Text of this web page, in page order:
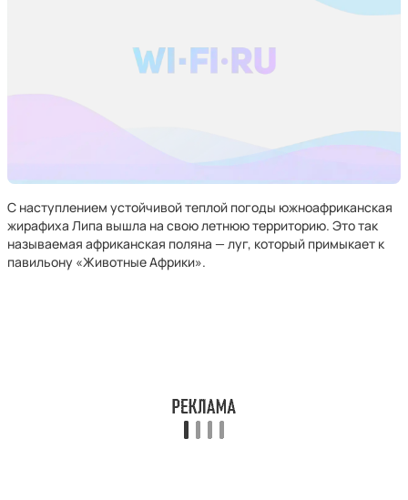
С наступлением устойчивой теплой погоды южноафриканская
жирафиха Липа вышла на свою летнюю территорию. Это так
называемая африканская поляна — луг, который примыкает к
павильону «Животные Африки».